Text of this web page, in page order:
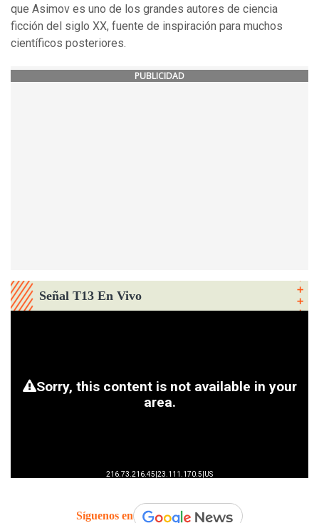
que Asimov es uno de los grandes autores de ciencia
ficción del siglo XX, fuente de inspiración para muchos
científicos posteriores.
PUBLICIDAD
Señal T13 En Vivo
Síguenos en